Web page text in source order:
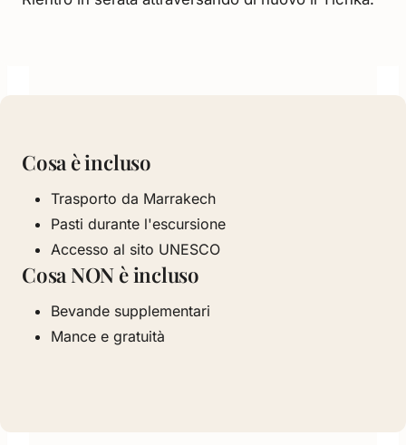
Cosa è incluso
Trasporto da Marrakech
Pasti durante l'escursione
Accesso al sito UNESCO
Cosa NON è incluso
Bevande supplementari
Mance e gratuità